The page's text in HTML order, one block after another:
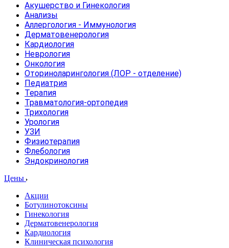
Акушерство и Гинекология
Анализы
Аллергология - Иммунология
Дерматовенерология
Кардиология
Неврология
Онкология
Оториноларингология (ЛОР - отделение)
Педиатрия
Терапия
Травматология-ортопедия
Трихология
Урология
УЗИ
Физиотерапия
Флебология
Эндокринология
Цены
Акции
Ботулинотоксины
Гинекология
Дерматовенерология
Кардиология
Клиническая психология